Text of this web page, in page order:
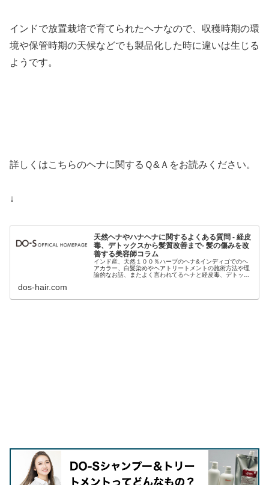
インドで放置栽培で育てられたヘナなので、収穫時期の環
境や保管時期の天候などでも製品化した時に違いは生じる
ようです。
詳しくはこちらのヘナに関するＱ&Ａをお読みください。
↓
天然ヘナやハナヘナに関するよくある質問 - 経皮
毒、デトックスから髪質改善まで- 髪の傷みを改
善する美容師コラム
インド産、天然１００％ハーブのヘナ&インディゴでのヘ
アカラー、白髪染めやヘアトリートメントの施術方法や理
論的なお話、またよく言われてるヘナと経皮毒、デトック
dos-hair.com